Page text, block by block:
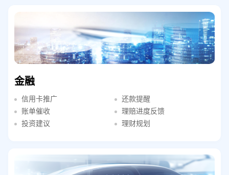
金融
信用卡推广
账单催收
投资建议
还款提醒
理赔进度反馈
理财规划